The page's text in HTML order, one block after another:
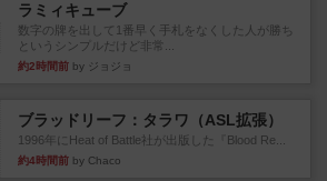
ラミィキューブ
数字の牌を出して1番早く手札をなくした人が勝ち
というシンプルだけど非常...
約2時間前 by ジョジョ
ブラッドリーフ：タラワ（ASL拡張）
1996年にHeat of Battle社が出版した『Blood Re...
約4時間前 by Chaco